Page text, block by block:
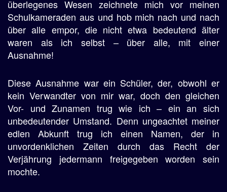
überlegenes Wesen zeichnete mich vor meinen
Schulkameraden aus und hob mich nach und nach
über alle empor, die nicht etwa bedeutend älter
waren als ich selbst – über alle, mit einer
Ausnahme!
Diese Ausnahme war ein Schüler, der, obwohl er
kein Verwandter von mir war, doch den gleichen
Vor- und Zunamen trug wie ich – ein an sich
unbedeutender Umstand. Denn ungeachtet meiner
edlen Abkunft trug ich einen Namen, der in
unvordenklichen Zeiten durch das Recht der
Verjährung jedermann freigegeben worden sein
mochte.